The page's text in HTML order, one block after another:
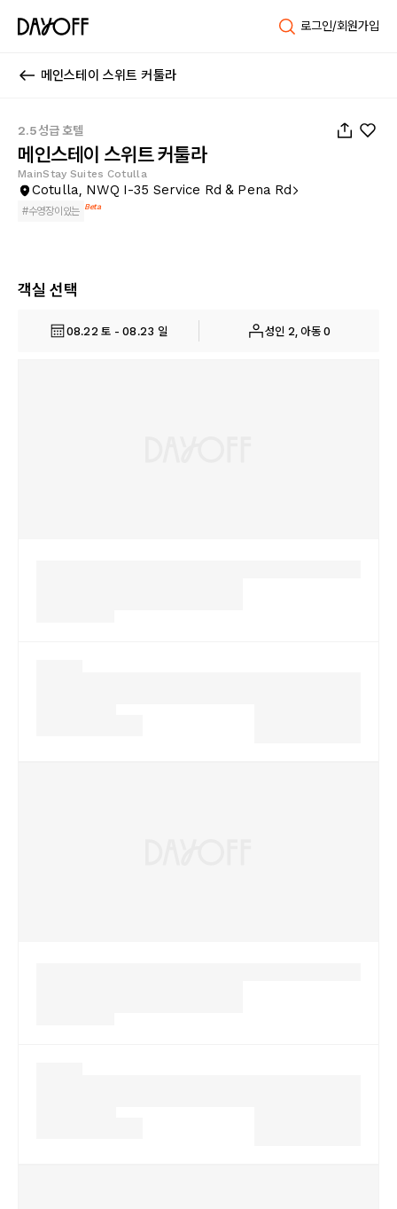
로그인/회원가입
메인스테이 스위트 커툴라
2.5성급 호텔
메인스테이 스위트 커툴라
MainStay Suites Cotulla
Cotulla, NWQ I-35 Service Rd & Pena Rd
#수영장이있는 Beta
객실 선택
08.22 토 - 08.23 일 성인 2, 아동 0